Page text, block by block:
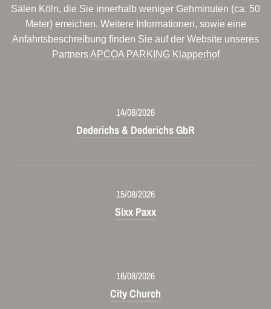
Sälen Köln, die Sie innerhalb weniger Gehminuten (ca. 50
Meter) erreichen. Weitere Informationen, sowie eine
Anfahrtsbeschreibung finden Sie auf der Website unseres
PartnersAPCOA PARKING Klapperhof
14/08/2026
Dederichs & Dederichs GbR
15/08/2026
Sixx Paxx
16/08/2026
City Church